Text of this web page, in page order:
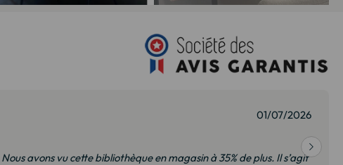
01/07/2026
avons vu cette bibliothèque en magasin à 35% de plus. Il s’agit